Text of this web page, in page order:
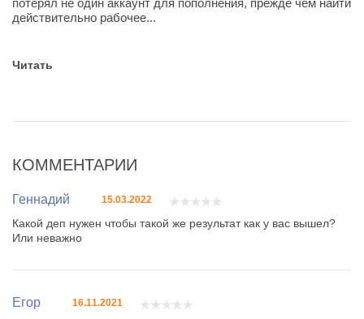
потерял не один аккаунт для пополнения, прежде чем найти
действительно рабочее...
Читать
КОММЕНТАРИИ
Геннадий 15.03.2022
Какой деп нужен чтобы такой же результат как у вас вышел?
Или неважно
Егор 16.11.2021